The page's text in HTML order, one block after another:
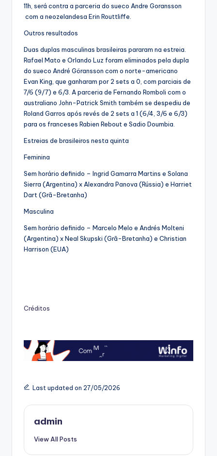
11h, será contra a parceria do sueco Andre Goransson
com a neozelandesa Erin Routtliffe.
Outros resultados
Duas duplas masculinas brasileiras pararam na estreia.
Rafael Mato e Orlando Luz foram eliminados pela dupla
do sueco André Göransson com o norte-americano
Evan King, que ganharam por 2 sets a 0, com parciais de
7/6 (9/7) e 6/3. A parceria de Fernando Romboli com o
australiano John-Patrick Smith também se despediu de
Roland Garros após revés de 2 sets a 1 (6/4, 3/6 e 6/3)
para os franceses Rabien Rebout e Sadio Doumbia.
Estreias de brasileiros nesta quinta
Feminina
Sem horário definido – Ingrid Gamarra Martins e Solana
Sierra (Argentina) x Alexandra Panova (Rússia) e Harriet
Dart (Grã-Bretanha)
Masculina
Sem horário definido – Marcelo Melo e Andrés Molteni
(Argentina) x Neal Skupski (Grã-Bretanha) e Christian
Harrison (EUA)
Créditos
Last updated on 27/05/2026
admin
View All Posts